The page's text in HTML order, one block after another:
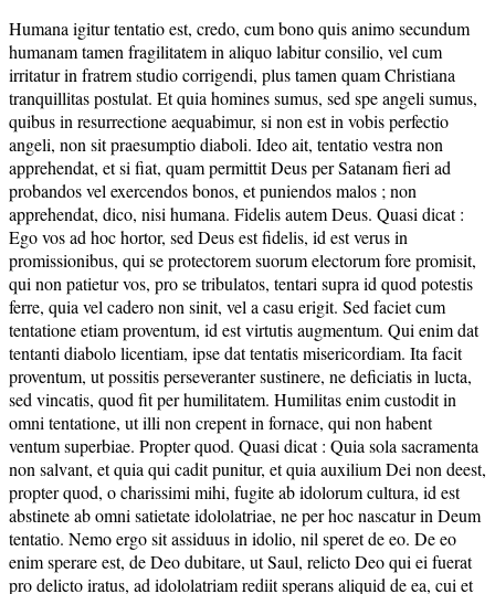
Humana igitur tentatio est, credo, cum bono quis animo secundum
humanam tamen fragilitatem in aliquo labitur consilio, vel cum
irritatur in fratrem studio corrigendi, plus tamen quam Christiana
tranquillitas postulat. Et quia homines sumus, sed spe angeli sumus,
quibus in resurrectione aequabimur, si non est in vobis perfectio
angeli, non sit praesumptio diaboli. Ideo ait, tentatio vestra non
apprehendat, et si fiat, quam permittit Deus per Satanam fieri ad
probandos vel exercendos bonos, et puniendos malos ; non
apprehendat, dico, nisi humana. Fidelis autem Deus. Quasi dicat :
Ego vos ad hoc hortor, sed Deus est fidelis, id est verus in
promissionibus, qui se protectorem suorum electorum fore promisit,
qui non patietur vos, pro se tribulatos, tentari supra id quod potestis
ferre, quia vel cadero non sinit, vel a casu erigit. Sed faciet cum
tentatione etiam proventum, id est virtutis augmentum. Qui enim dat
tentanti diabolo licentiam, ipse dat tentatis misericordiam. Ita facit
proventum, ut possitis perseveranter sustinere, ne deficiatis in lucta,
sed vincatis, quod fit per humilitatem. Humilitas enim custodit in
omni tentatione, ut illi non crepent in fornace, qui non habent
ventum superbiae. Propter quod. Quasi dicat : Quia sola sacramenta
non salvant, et quia qui cadit punitur, et quia auxilium Dei non deest,
propter quod, o charissimi mihi, fugite ab idolorum cultura, id est
abstinete ab omni satietate idololatriae, ne per hoc nascatur in Deum
tentatio. Nemo ergo sit assiduus in idolio, nil speret de eo. De eo
enim sperare est, de Deo dubitare, ut Saul, relicto Deo qui ei fuerat
pro delicto iratus, ad idololatriam rediit sperans aliquid de ea, cui et